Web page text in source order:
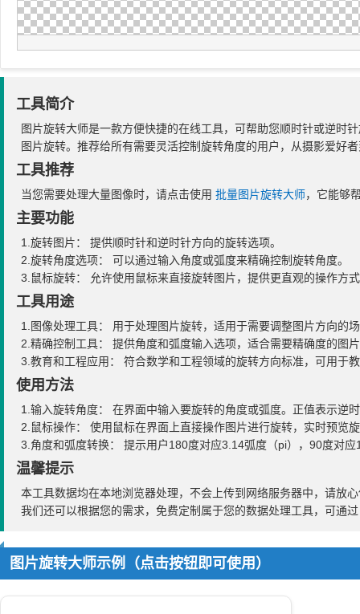
工具简介
图片旋转大师是一款方便快捷的在线工具，可帮助您顺时针或逆时
图片旋转。推荐给所有需要灵活控制旋转角度的用户，从摄影爱好
工具推荐
当您需要处理大量图像时，请点击使用 批量图片旋转大师，它能够
主要功能
1.旋转图片： 提供顺时针和逆时针方向的旋转选项。
2.旋转角度选项： 可以通过输入角度或弧度来精确控制旋转角度。
3.鼠标旋转： 允许使用鼠标来直接旋转图片，提供更直观的操作方
工具用途
1.图像处理工具： 用于处理图片旋转，适用于需要调整图片方向的
2.精确控制工具： 提供角度和弧度输入选项，适合需要精确度的图
3.教育和工程应用： 符合数学和工程领域的旋转方向标准，可用于
使用方法
1.输入旋转角度： 在界面中输入要旋转的角度或弧度。正值表示逆
2.鼠标操作： 使用鼠标在界面上直接操作图片进行旋转，实时预览
3.角度和弧度转换： 提示用户180度对应3.14弧度（pi），90度对
温馨提示
本工具数据均在本地浏览器处理，不会上传到网络服务器中，请放
我们还可以根据您的需求，免费定制属于您的数据处理工具，可通
图片旋转大师示例（点击按钮即可使用）